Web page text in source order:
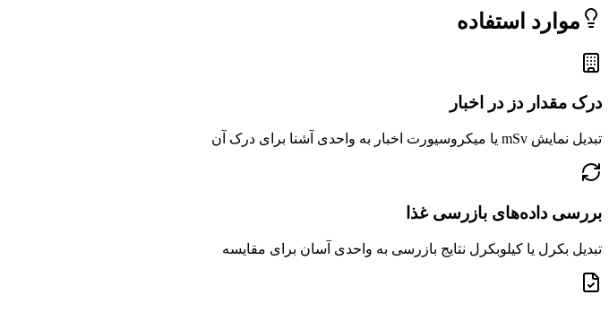
موارد استفاده
درک مقدار دز در اخبار
تبدیل نمایش mSv یا میکروسیورت اخبار به واحدی آشنا برای درک آن
بررسی داده‌های بازرسی غذا
تبدیل بکرل یا کیلوبکرل نتایج بازرسی به واحدی آسان برای مقایسه